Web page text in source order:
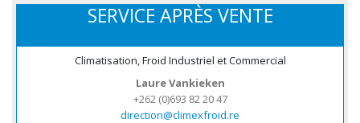
SERVICE APRÈS VENTE
Climatisation, Froid Industriel et Commercial
Laure Vankieken
+262 (0)693 82 20 47
direction@climexfroid.re